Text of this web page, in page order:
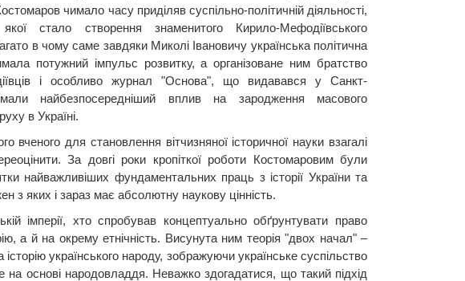
чимало часу приділяв суспільно-політичній діяльності,
якої стало створення знаменитого Кирило-Мефодіївського
в чому саме завдяки Миколі Івановичу українська політична
потужний імпульс розвитку, а організоване ним братство
і особливо журнал "Основа", що видавався у Санкт-
найбезпосередніший вплив на зародження масового
в Україні.
вченого для становлення вітчизняної історичної науки взагалі
За довгі роки кропіткої роботи Костомаровим були
найважливіших фундаментальних праць з історії України та
з яких і зараз має абсолютну наукову цінність.
імперії, хто спробував концептуально обґрунтувати право
а й на окрему етнічність. Висунута ним теорія "двох начал" –
українського народу, зображуючи українське суспільство
основі народовладдя. Неважко здогадатися, що такий підхід